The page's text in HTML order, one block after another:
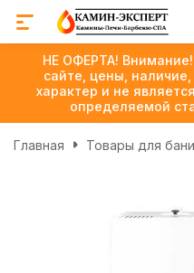
НЕ ОФЕРТА!
сайте, цены,
характер и не
определяемой
Главная Товары для